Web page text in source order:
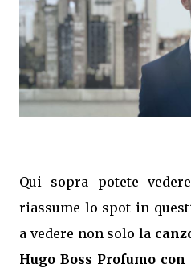
Qui sopra potete
riassume lo spot in
a vedere non solo la
Hugo Boss Profumo